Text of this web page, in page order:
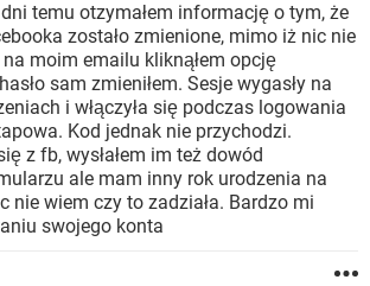
FACEBOOK
WHATSAPP
NETFLIX
FACEBOOK
temu otzymałem informację o tym, że
zostało zmienione, mimo iż nic nie
na moim emailu kliknąłem opcję
sam zmieniłem. Sesje wygasły na
i włączyła się podczas logowania
Kod jednak nie przychodzi.
z fb, wysłałem im też dowód
ale mam inny rok urodzenia na
nie wiem czy to zadziała. Bardzo mi
swojego konta